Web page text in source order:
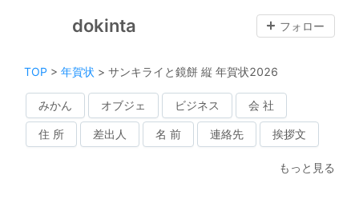
dokinta フォロー
TOP > 年賀状 > サンキライと鏡餅 縦 年賀状2026
みかん オブジェ ビジネス 会 社
住 所 差出人 名 前 連絡先 挨拶文
もっと見る